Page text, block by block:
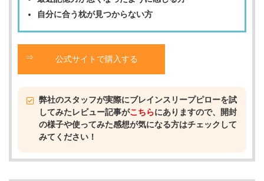
自分に合う枕が見つからない方
公式サイトで購入する
弊社のスタッフが実際にブレインスリープピローを試
してみたレビュー記事がこちらにありますので、開封
の様子や使ってみた感想が気になる方はチェックして
みてください！